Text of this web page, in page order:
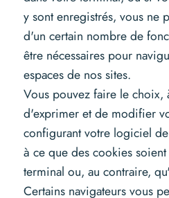
y sont enregistrés, vous ne
d'un certain nombre de
être nécessaires pour
espaces de nos sites.
Vous pouvez faire le choix,
d'exprimer et de modifier
configurant votre logiciel
à ce que des cookies
terminal ou, au contraire,
Certains navigateurs vous